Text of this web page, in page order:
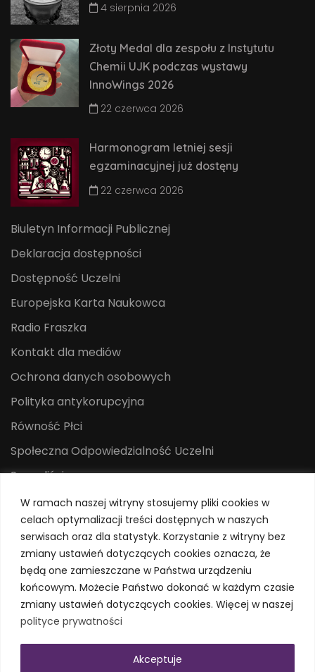
W ramach naszej witryny stosujemy pliki cookies w
celach optymalizacji treści dostępnych w naszych
serwisach oraz dla statystyk. Korzystanie z witryny bez
zmiany ustawień dotyczących cookies oznacza, że
będą one zamieszczane w Państwa urządzeniu
końcowym. Możecie Państwo dokonać w każdym czasie
zmiany ustawień dotyczących cookies. Więcej w naszej
polityce prywatności
Akceptuje
4 sierpnia 2026
Złoty Medal dla zespołu z Instytutu
Chemii UJK podczas wystawy
InnoWings 2026
22 czerwca 2026
Harmonogram letniej sesji
egzaminacyjnej już dostęny
22 czerwca 2026
Biuletyn Informacji Publicznej
Deklaracja dostępności
Dostępność Uczelni
Europejska Karta Naukowca
Radio Fraszka
Kontakt dla mediów
Ochrona danych osobowych
Polityka antykorupcyjna
Równość Płci
Społeczna Odpowiedzialność Uczelni
Sygnaliści
Centrum Mediów i Promocji
System Identyfikacji Wizualnej
Polityka prywatności